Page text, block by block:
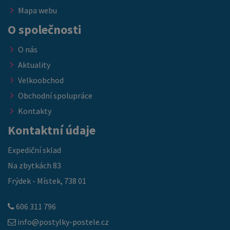
Mapa webu
O společnosti
O nás
Aktuality
Velkoobchod
Obchodní spolupráce
Kontakty
Kontaktní údaje
Expediční sklad
Na zbytkách 83
Frýdek - Místek, 738 01
606 311 796
info@postylky-postele.cz